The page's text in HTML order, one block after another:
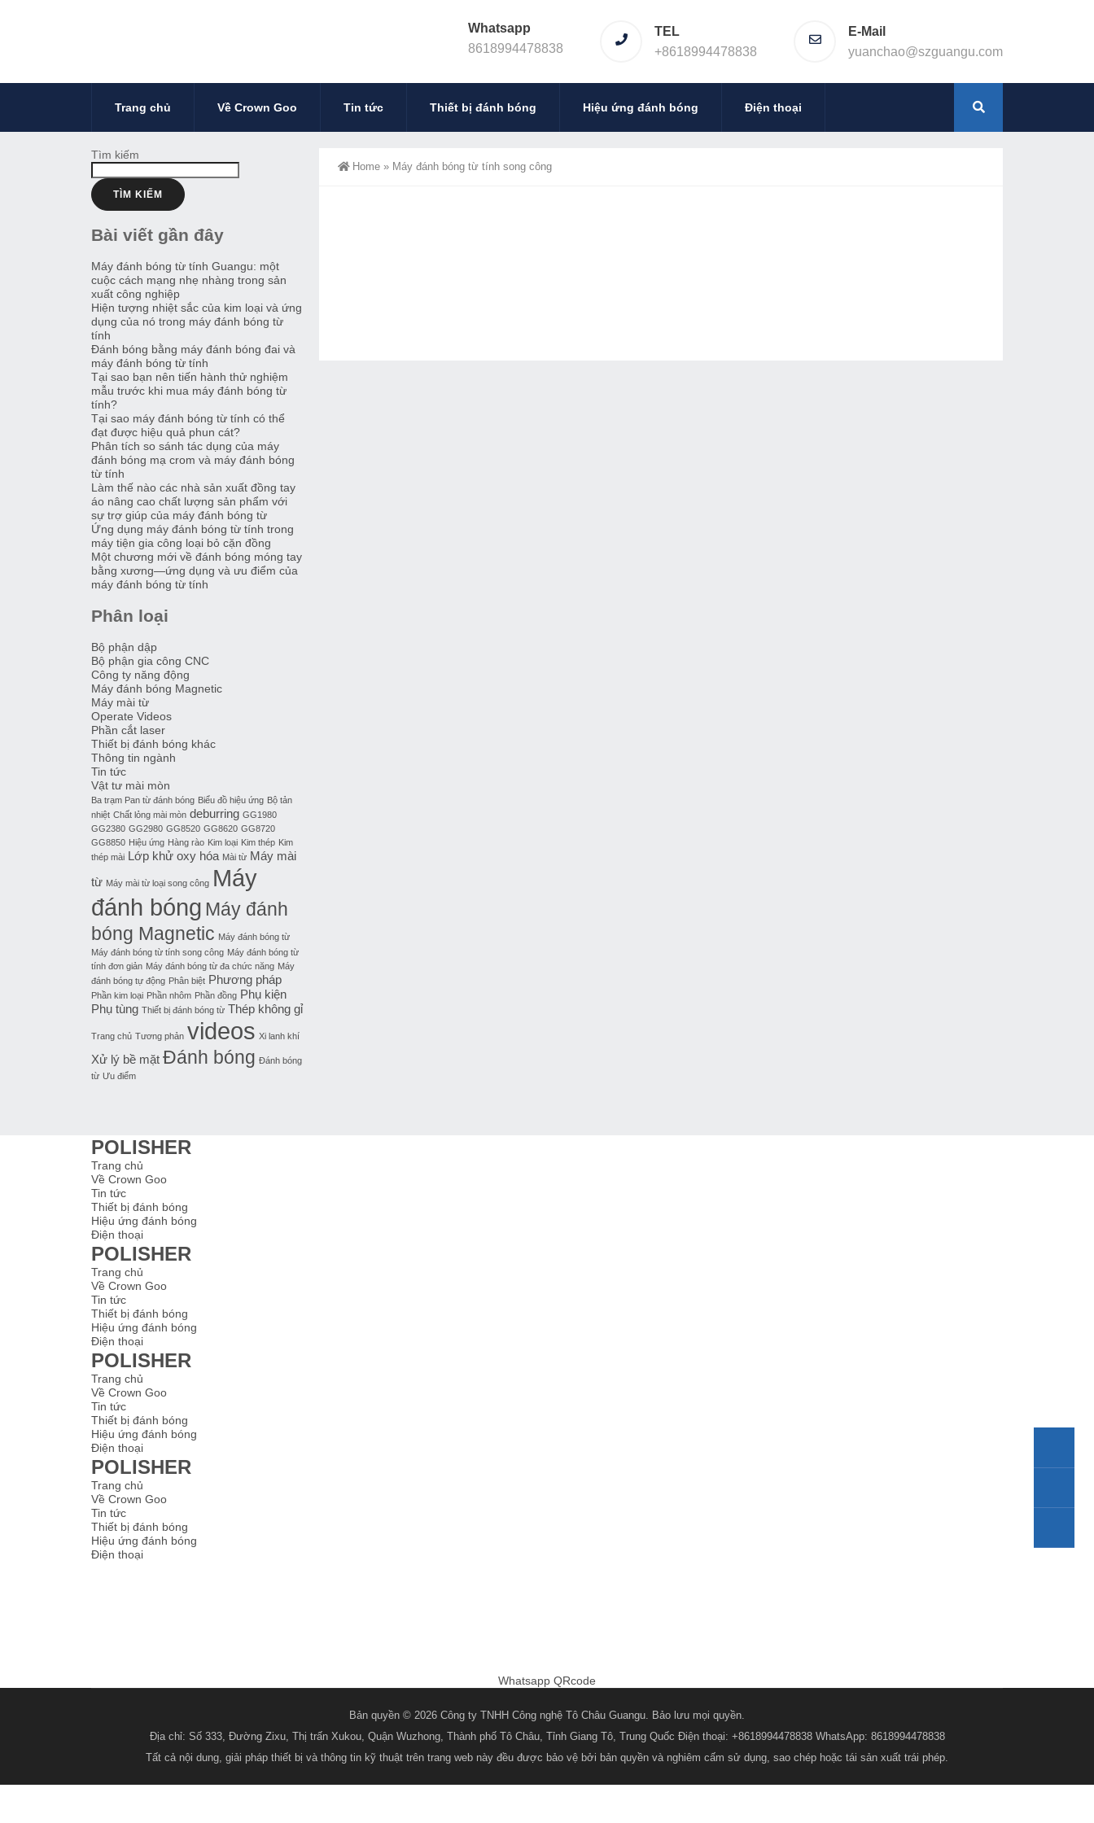
Whatsapp
8618994478838
TEL
+8618994478838
E-Mail
yuanchao@szguangu.com
Trang chủ Về Crown Goo Tin tức Thiết bị đánh bóng Hiệu ứng đánh bóng Điện thoại
Home » Máy đánh bóng từ tính song công
Tìm kiếm
TÌM KIẾM
Bài viết gần đây
Máy đánh bóng từ tính Guangu: một
cuộc cách mạng nhẹ nhàng trong sản
xuất công nghiệp
Hiện tượng nhiệt sắc của kim loại và ứng
dụng của nó trong máy đánh bóng từ
tính
Đánh bóng bằng máy đánh bóng đai và
máy đánh bóng từ tính
Tại sao bạn nên tiến hành thử nghiệm
mẫu trước khi mua máy đánh bóng từ
tính?
Tại sao máy đánh bóng từ tính có thể
đạt được hiệu quả phun cát?
Phân tích so sánh tác dụng của máy
đánh bóng mạ crom và máy đánh bóng
từ tính
Làm thế nào các nhà sản xuất đồng tay
áo nâng cao chất lượng sản phẩm với
sự trợ giúp của máy đánh bóng từ
Ứng dụng máy đánh bóng từ tính trong
máy tiện gia công loại bỏ cặn đồng
Một chương mới về đánh bóng móng tay
bằng xương—ứng dụng và ưu điểm của
máy đánh bóng từ tính
Phân loại
Bộ phận dập
Bộ phận gia công CNC
Công ty năng động
Máy đánh bóng Magnetic
Máy mài từ
Operate Videos
Phần cắt laser
Thiết bị đánh bóng khác
Thông tin ngành
Tin tức
Vật tư mài mòn
Ba trạm Pan từ đánh bóng Biểu đồ hiệu ứng Bộ tản
nhiệt Chất lỏng mài mòn deburring GG1980
GG2380 GG2980 GG8520 GG8620 GG8720
GG8850 Hiệu ứng Hàng rào Kim loại Kim thép Kim
thép mài Lớp khử oxy hóa Mài từ Máy mài
từ Máy mài từ loại song công Máy
đánh bóng Máy đánh
bóng Magnetic Máy đánh bóng từ
Máy đánh bóng từ tính song công Máy đánh bóng từ
tính đơn giản Máy đánh bóng từ đa chức năng Máy
đánh bóng tự động Phân biệt Phương pháp
Phần kim loại Phần nhôm Phần đồng Phụ kiện
Phụ tùng Thiết bị đánh bóng từ Thép không gỉ
Trang chủ Tương phản videos Xi lanh khí
Xử lý bề mặt Đánh bóng Đánh bóng
từ Ưu điểm
POLISHER
Trang chủ
Về Crown Goo
Tin tức
Thiết bị đánh bóng
Hiệu ứng đánh bóng
Điện thoại
POLISHER
Trang chủ
Về Crown Goo
Tin tức
Thiết bị đánh bóng
Hiệu ứng đánh bóng
Điện thoại
POLISHER
Trang chủ
Về Crown Goo
Tin tức
Thiết bị đánh bóng
Hiệu ứng đánh bóng
Điện thoại
POLISHER
Trang chủ
Về Crown Goo
Tin tức
Thiết bị đánh bóng
Hiệu ứng đánh bóng
Điện thoại
Whatsapp QRcode
Bản quyền © 2026 Công ty TNHH Công nghệ Tô Châu Guangu. Bảo lưu mọi quyền.
Địa chỉ: Số 333, Đường Zixu, Thị trấn Xukou, Quận Wuzhong, Thành phố Tô Châu, Tỉnh Giang Tô, Trung Quốc Điện thoại: +8618994478838 WhatsApp: 8618994478838
Tất cả nội dung, giải pháp thiết bị và thông tin kỹ thuật trên trang web này đều được bảo vệ bởi bản quyền và nghiêm cấm sử dụng, sao chép hoặc tái sản xuất trái phép.